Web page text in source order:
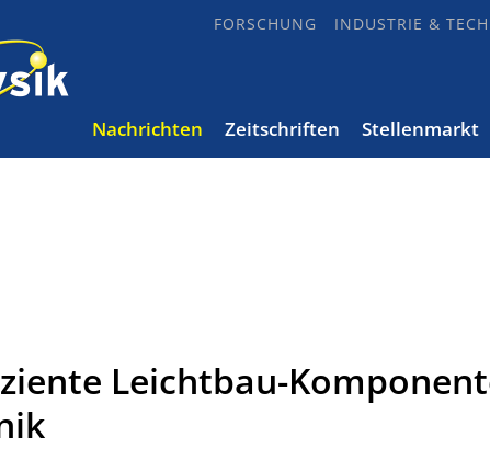
FORSCHUNG INDUSTRIE &
Nachrichten Zeitschriften Stellenmarkt
Leichtbau-